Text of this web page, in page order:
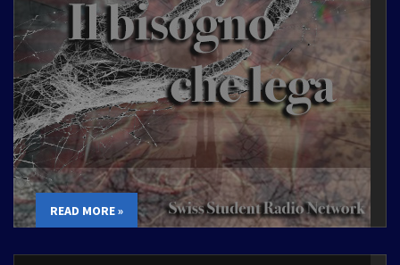
READ MORE »